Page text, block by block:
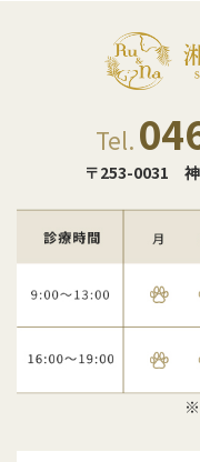
Tel.
〒253-0031
※